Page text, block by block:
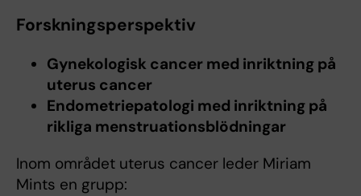
Forskningsperspektiv
Gynekologisk cancer med inriktning på
uterus cancer
Endometriepatologi med inriktning på
rikliga menstruationsblödningar
Inom området uterus cancer leder Miriam
Mints en grupp: